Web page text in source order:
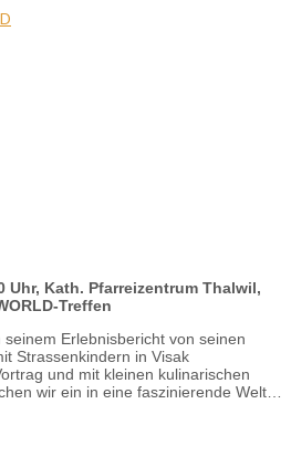
Uhr, Kath. Pfarreizentrum Thalwil,
Treffen
Erlebnisbericht von seinen
Strassenkindern in Visak
und mit kleinen kulinarischen
wir ein in eine faszinierende Welt…